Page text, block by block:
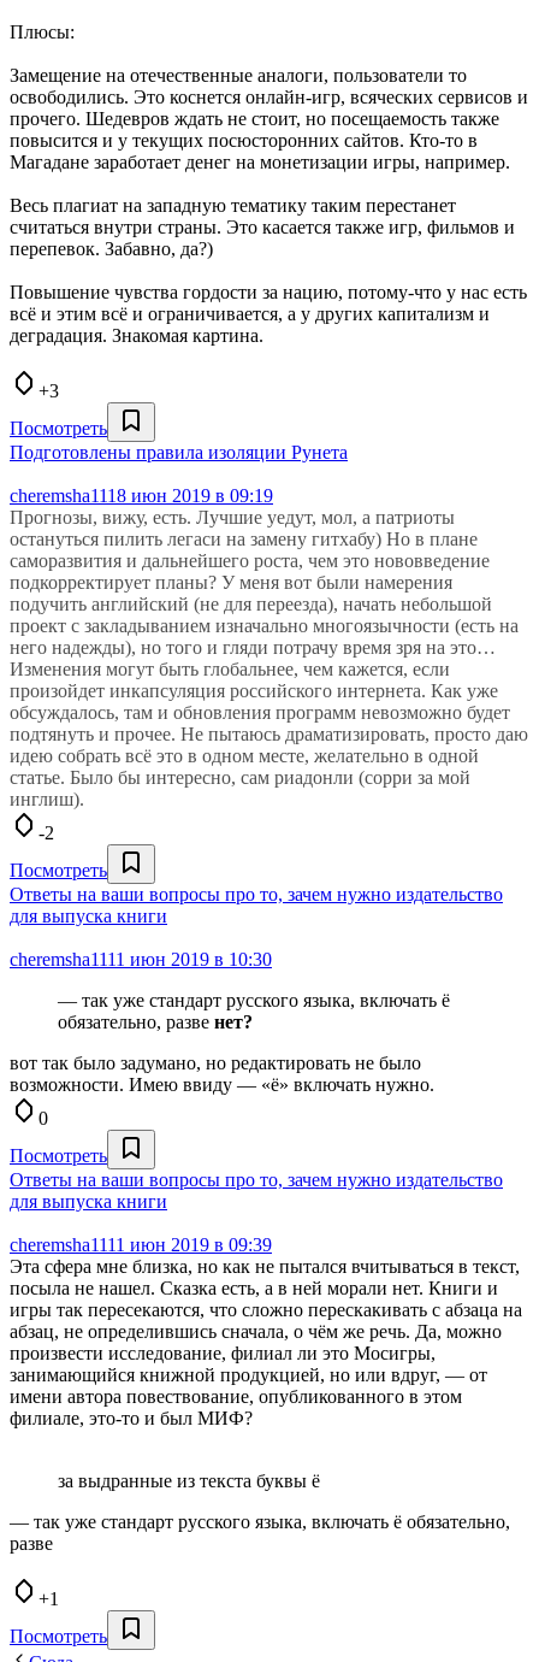
Плюсы:
Замещение на отечественные аналоги, пользователи то
освободились. Это коснется онлайн-игр, всяческих сервисов и
прочего. Шедевров ждать не стоит, но посещаемость также
повысится и у текущих посюсторонних сайтов. Кто-то в
Магадане заработает денег на монетизации игры, например.
Весь плагиат на западную тематику таким перестанет
считаться внутри страны. Это касается также игр, фильмов и
перепевок. Забавно, да?)
Повышение чувства гордости за нацию, потому-что у нас есть
всё и этим всё и ограничивается, а у других капитализм и
деградация. Знакомая картина.
+3
Посмотреть
Подготовлены правила изоляции Рунета
cheremsha1118 июн 2019 в 09:19
Прогнозы, вижу, есть. Лучшие уедут, мол, а патриоты
остануться пилить легаси на замену гитхабу) Но в плане
саморазвития и дальнейшего роста, чем это нововведение
подкорректирует планы? У меня вот были намерения
подучить английский (не для переезда), начать небольшой
проект с закладыванием изначально многоязычности (есть на
него надежды), но того и гляди потрачу время зря на это…
Изменения могут быть глобальнее, чем кажется, если
произойдет инкапсуляция российского интернета. Как уже
обсуждалось, там и обновления программ невозможно будет
подтянуть и прочее. Не пытаюсь драматизировать, просто даю
идею собрать всё это в одном месте, желательно в одной
статье. Было бы интересно, сам риадонли (сорри за мой
инглиш).
-2
Посмотреть
Ответы на ваши вопросы про то, зачем нужно издательство
для выпуска книги
cheremsha1111 июн 2019 в 10:30
— так уже стандарт русского языка, включать ё
обязательно, разве нет?
вот так было задумано, но редактировать не было
возможности. Имею ввиду — «ё» включать нужно.
0
Посмотреть
Ответы на ваши вопросы про то, зачем нужно издательство
для выпуска книги
cheremsha1111 июн 2019 в 09:39
Эта сфера мне близка, но как не пытался вчитываться в текст,
посыла не нашел. Сказка есть, а в ней морали нет. Книги и
игры так пересекаются, что сложно перескакивать с абзаца на
абзац, не определившись сначала, о чём же речь. Да, можно
произвести исследование, филиал ли это Мосигры,
занимающийся книжной продукцией, но или вдруг, — от
имени автора повествование, опубликованного в этом
филиале, это-то и был МИФ?
за выдранные из текста буквы ё
— так уже стандарт русского языка, включать ё обязательно,
разве
+1
Посмотреть